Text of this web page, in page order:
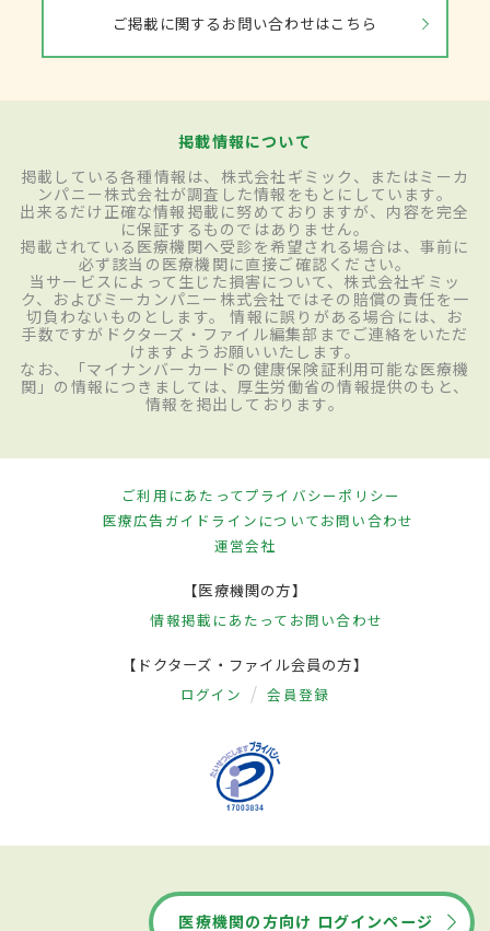
ご掲載に関するお問い合わせはこちら
掲載情報について
掲載している各種情報は、株式会社ギミック、またはミーカ
ンパニー株式会社が調査した情報をもとにしています。
出来るだけ正確な情報掲載に努めておりますが、内容を完全
に保証するものではありません。
掲載されている医療機関へ受診を希望される場合は、事前に
必ず該当の医療機関に直接ご確認ください。
当サービスによって生じた損害について、株式会社ギミッ
ク、およびミーカンパニー株式会社ではその賠償の責任を一
切負わないものとします。 情報に誤りがある場合には、お
手数ですがドクターズ・ファイル編集部までご連絡をいただ
けますようお願いいたします。
なお、「マイナンバーカードの健康保険証利用可能な医療機
関」の情報につきましては、厚生労働省の情報提供のもと、
情報を掲出しております。
ご利用にあたってプライバシーポリシー
医療広告ガイドラインについてお問い合わせ
運営会社
【医療機関の方】
情報掲載にあたって お問い合わせ
【ドクターズ・ファイル会員の方】
ログイン 会員登録
医療機関の方向け ログインページ